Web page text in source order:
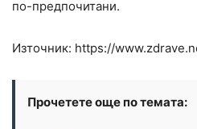
по-предпочитани.
Източник: https://
Прочетете още по темата: